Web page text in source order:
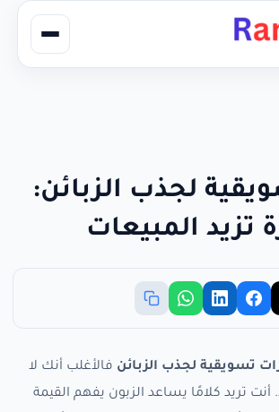
لجذب الزبائن:
تزيد المبيعات
تسويقية لجذب الزبائن فالأغلب أنك لا
تريد كلامًا يساعد الزبون يفهم القيمة